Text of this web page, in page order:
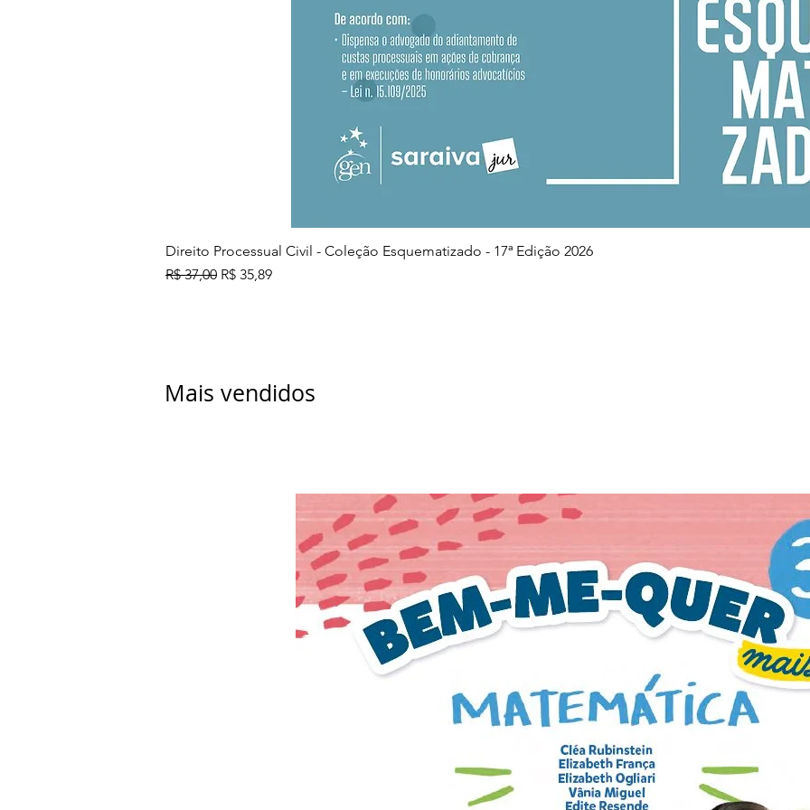
Visualização rápida
Direito Processual Civil - Coleção Esquematizado - 17ª Edição 2026
Preço normal
R$ 37,00 Preço promocional
R$ 35,89
Mais vendidos